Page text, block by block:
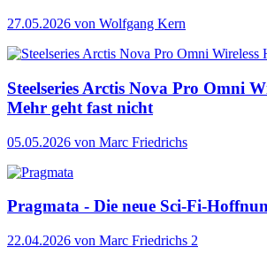
27.05.2026 von Wolfgang Kern
Steelseries Arctis Nova Pro Omni
Mehr geht fast nicht
05.05.2026 von Marc Friedrichs
Pragmata - Die neue Sci-Fi-
22.04.2026 von Marc Friedrichs 2